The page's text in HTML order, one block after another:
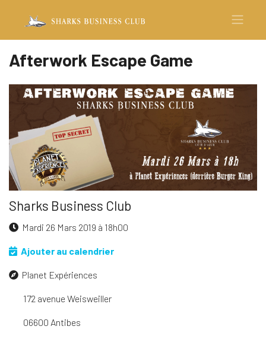
Afterwork Escape Game
Sharks Business Club
Mardi 26 Mars 2019 à 18h00
Ajouter au calendrier
Planet Expériences
172 avenue Weisweiller
06600 Antibes